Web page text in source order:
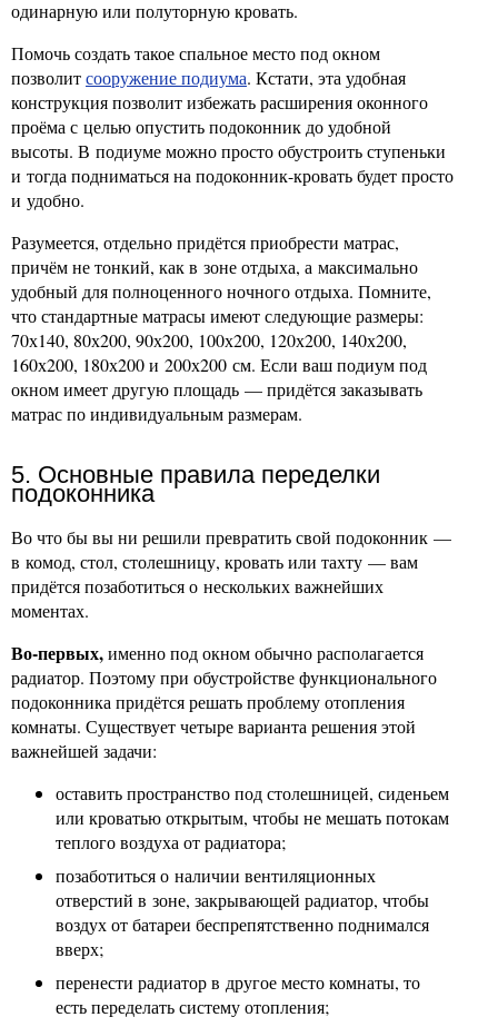
одинарную или полуторную кровать.
Помочь создать такое спальное место под окном
позволитсооружение подиума. Кстати, эта удобная
конструкция позволит избежать расширения оконного
проёма с целью опустить подоконник до удобной
высоты. В подиуме можно просто обустроить ступеньки
и тогда подниматься на подоконник-кровать будет просто
и удобно.
Разумеется, отдельно придётся приобрести матрас,
причём не тонкий, как в зоне отдыха, а максимально
удобный для полноценного ночного отдыха. Помните,
что стандартные матрасы имеют следующие размеры:
70х140, 80х200, 90х200, 100х200, 120х200, 140х200,
160х200, 180х200 и 200х200 см. Если ваш подиум под
окном имеет другую площадь — придётся заказывать
матрас по индивидуальным размерам.
5. Основные правила переделки
подоконника
Во что бы вы ни решили превратить свой подоконник —
в комод, стол, столешницу, кровать или тахту — вам
придётся позаботиться о нескольких важнейших
моментах.
Во-первых,именно под окном обычно располагается
радиатор. Поэтому при обустройстве функционального
подоконника придётся решать проблему отопления
комнаты. Существует четыре варианта решения этой
важнейшей задачи:
оставить пространство под столешницей, сиденьем
или кроватью открытым, чтобы не мешать потокам
теплого воздуха от радиатора;
позаботиться о наличии вентиляционных
отверстий в зоне, закрывающей радиатор, чтобы
воздух от батареи беспрепятственно поднимался
вверх;
перенести радиатор в другое место комнаты, то
есть переделать систему отопления;